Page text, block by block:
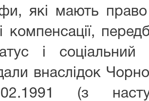
які мають
компенсації,
і соціальний
внаслідок
(з